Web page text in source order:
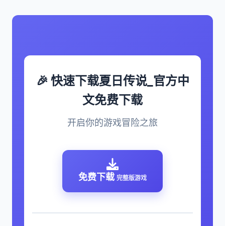
🎉 快速下载夏日传说_官方中
文免费下载
开启你的游戏冒险之旅
免费下载 完整版游戏